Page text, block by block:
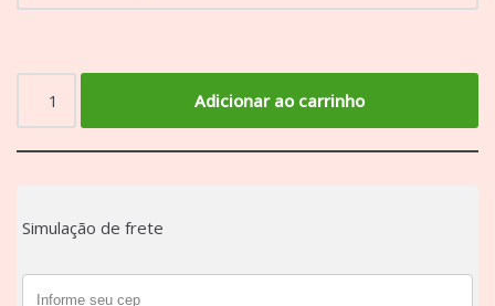
Adicionar ao carrinho
Simulação de frete